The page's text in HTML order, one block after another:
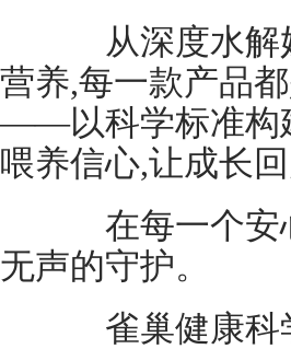
从深度水解奶
营养,每一款产品
——以科学标准构
喂养信心,让成长回
在每一个安心
无声的守护。
雀巢健康科学